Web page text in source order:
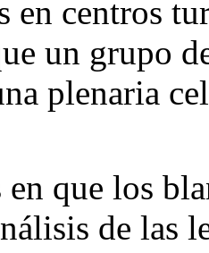
en centros
un grupo
plenaria
que los
de las